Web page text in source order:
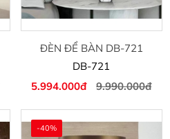
ĐÈN ĐỂ BÀN DB-721
DB-721
5.994.000đ
9.990.000đ
-40%